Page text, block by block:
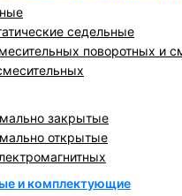
седельные
поворотных и
закрытые
открытые
и комплектующие